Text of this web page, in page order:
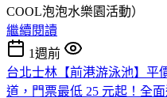
COOL泡泡水樂園活動）
繼續閱讀
1週前
台北士林【前港游泳池】平
道，門票最低 25 元起！全